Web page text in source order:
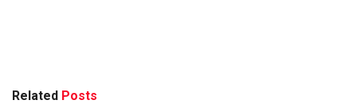
Related Posts